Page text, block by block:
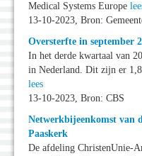
Medical Systems Europe
13-10-2023, Bron:
Oversterfte in september
In het derde kwartaal van
in Nederland. Dit zijn er
lees
13-10-2023, Bron: CBS
Netwerkbijeenkomst van
Paaskerk
De afdeling ChristenUnie-